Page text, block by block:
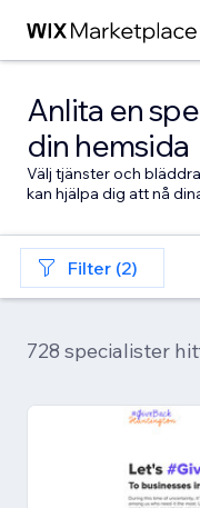
Anlita en
din hemsida
Välj tjänster och
kan hjälpa dig att nå
Filter (2)
728 specialister